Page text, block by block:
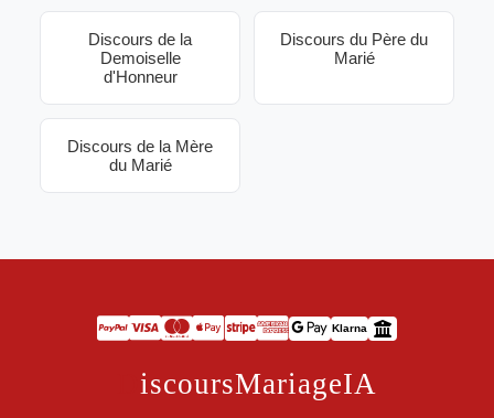
Discours de la
Demoiselle
d'Honneur
Discours du Père du
Marié
Discours de la Mère
du Marié
Klarna
DiscoursMariageIA